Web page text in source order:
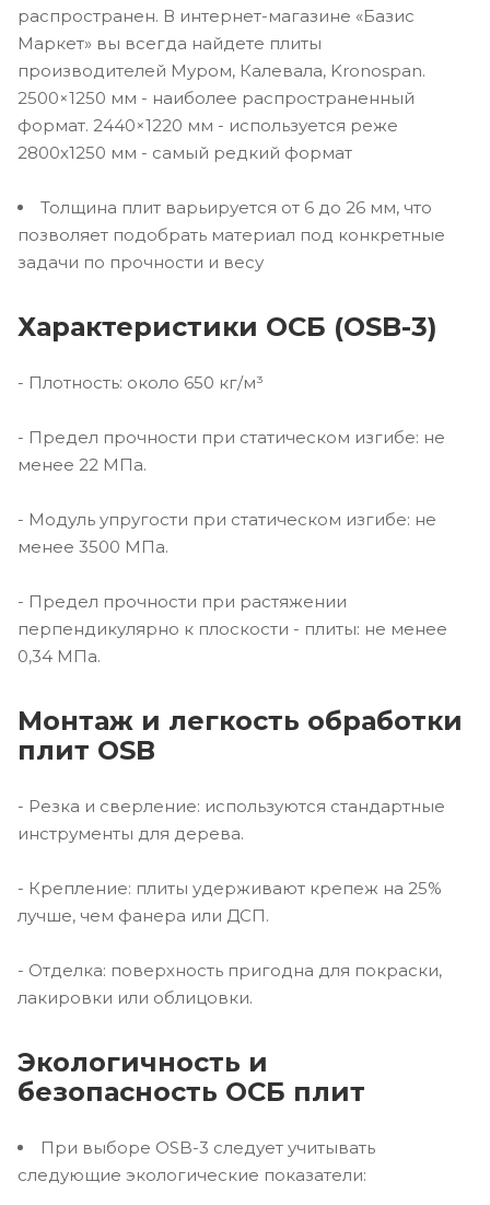
распространен. В интернет-магазине «Базис
Маркет» вы всегда найдете плиты
производителей Муром, Калевала, Kronospan.
2500×1250 мм - наиболее распространенный
формат. 2440×1220 мм - используется реже
2800х1250 мм - самый редкий формат
Толщина плит варьируется от 6 до 26 мм, что
позволяет подобрать материал под конкретные
задачи по прочности и весу
Характеристики ОСБ (OSB-3)
- Плотность: около 650 кг/м³
- Предел прочности при статическом изгибе: не
менее 22 МПа.
- Модуль упругости при статическом изгибе: не
менее 3500 МПа.
- Предел прочности при растяжении
перпендикулярно к плоскости - плиты: не менее
0,34 МПа.
Монтаж и легкость обработки
плит OSB
- Резка и сверление: используются стандартные
инструменты для дерева.
- Крепление: плиты удерживают крепеж на 25%
лучше, чем фанера или ДСП.
- Отделка: поверхность пригодна для покраски,
лакировки или облицовки.
Экологичность и
безопасность ОСБ плит
При выборе OSB-3 следует учитывать
следующие экологические показатели: